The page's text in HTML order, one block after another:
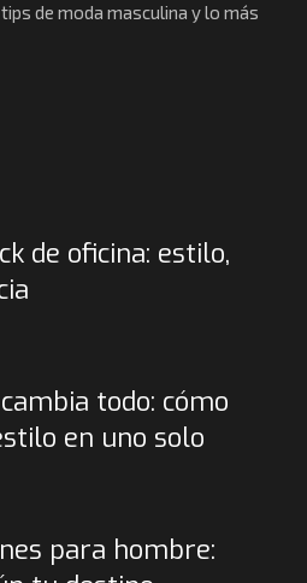
de moda masculina y lo más
de oficina: estilo,
todo: cómo
en uno solo
para hombre: